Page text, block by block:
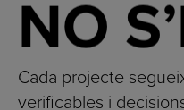
NO
Cada projecte
verificables i